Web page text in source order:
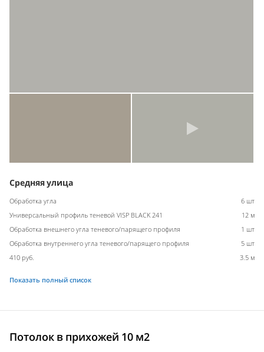
Средняя улица
Обработка угла
6 шт
Универсальный профиль теневой VISP BLACK 241
12 м
Обработка внешнего угла теневого/парящего профиля
1 шт
Обработка внутреннего угла теневого/парящего профиля
5 шт
410 руб.
3.5 м
Показать полный список
Потолок в прихожей 10 м2